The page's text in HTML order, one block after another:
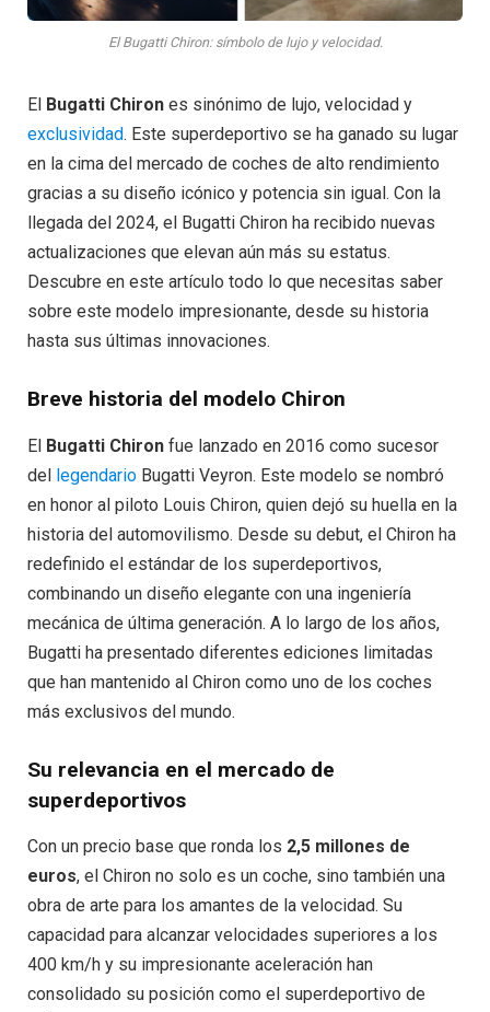
El Bugatti Chiron: símbolo de lujo y velocidad.
El Bugatti Chiron es sinónimo de lujo, velocidad y
exclusividad. Este superdeportivo se ha ganado su lugar
en la cima del mercado de coches de alto rendimiento
gracias a su diseño icónico y potencia sin igual. Con la
llegada del 2024, el Bugatti Chiron ha recibido nuevas
actualizaciones que elevan aún más su estatus.
Descubre en este artículo todo lo que necesitas saber
sobre este modelo impresionante, desde su historia
hasta sus últimas innovaciones.
Breve historia del modelo Chiron
El Bugatti Chiron fue lanzado en 2016 como sucesor
del legendario Bugatti Veyron. Este modelo se nombró
en honor al piloto Louis Chiron, quien dejó su huella en la
historia del automovilismo. Desde su debut, el Chiron ha
redefinido el estándar de los superdeportivos,
combinando un diseño elegante con una ingeniería
mecánica de última generación. A lo largo de los años,
Bugatti ha presentado diferentes ediciones limitadas
que han mantenido al Chiron como uno de los coches
más exclusivos del mundo.
Su relevancia en el mercado de
superdeportivos
Con un precio base que ronda los 2,5 millones de
euros, el Chiron no solo es un coche, sino también una
obra de arte para los amantes de la velocidad. Su
capacidad para alcanzar velocidades superiores a los
400 km/h y su impresionante aceleración han
consolidado su posición como el superdeportivo de